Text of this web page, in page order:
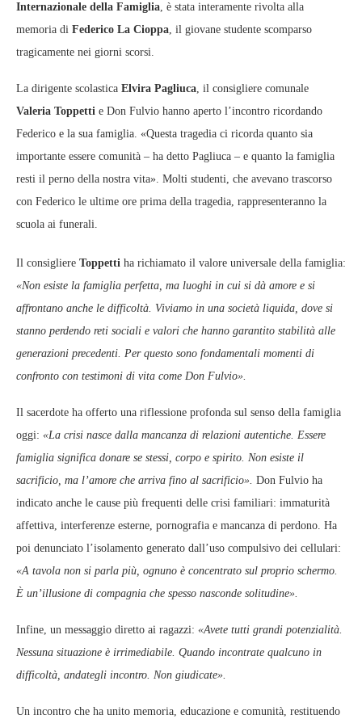
Internazionale della Famiglia, è stata interamente rivolta alla
memoria di Federico La Cioppa, il giovane studente scomparso
tragicamente nei giorni scorsi.
La dirigente scolastica Elvira Pagliuca, il consigliere comunale
Valeria Toppetti e Don Fulvio hanno aperto l’incontro ricordando
Federico e la sua famiglia. «Questa tragedia ci ricorda quanto sia
importante essere comunità – ha detto Pagliuca – e quanto la famiglia
resti il perno della nostra vita». Molti studenti, che avevano trascorso
con Federico le ultime ore prima della tragedia, rappresenteranno la
scuola ai funerali.
Il consigliere Toppetti ha richiamato il valore universale della famiglia:
«Non esiste la famiglia perfetta, ma luoghi in cui si dà amore e si
affrontano anche le difficoltà. Viviamo in una società liquida, dove si
stanno perdendo reti sociali e valori che hanno garantito stabilità alle
generazioni precedenti. Per questo sono fondamentali momenti di
confronto con testimoni di vita come Don Fulvio».
Il sacerdote ha offerto una riflessione profonda sul senso della famiglia
oggi: «La crisi nasce dalla mancanza di relazioni autentiche. Essere
famiglia significa donare se stessi, corpo e spirito. Non esiste il
sacrificio, ma l’amore che arriva fino al sacrificio». Don Fulvio ha
indicato anche le cause più frequenti delle crisi familiari: immaturità
affettiva, interferenze esterne, pornografia e mancanza di perdono. Ha
poi denunciato l’isolamento generato dall’uso compulsivo dei cellulari:
«A tavola non si parla più, ognuno è concentrato sul proprio schermo.
È un’illusione di compagnia che spesso nasconde solitudine».
Infine, un messaggio diretto ai ragazzi: «Avete tutti grandi potenzialità.
Nessuna situazione è irrimediabile. Quando incontrate qualcuno in
difficoltà, andategli incontro. Non giudicate».
Un incontro che ha unito memoria, educazione e comunità, restituendo